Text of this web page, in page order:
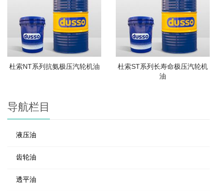
杜索NT系列抗氨极压汽轮机油
杜索ST系列长寿命极压汽轮机
油
导航栏目
液压油
齿轮油
透平油